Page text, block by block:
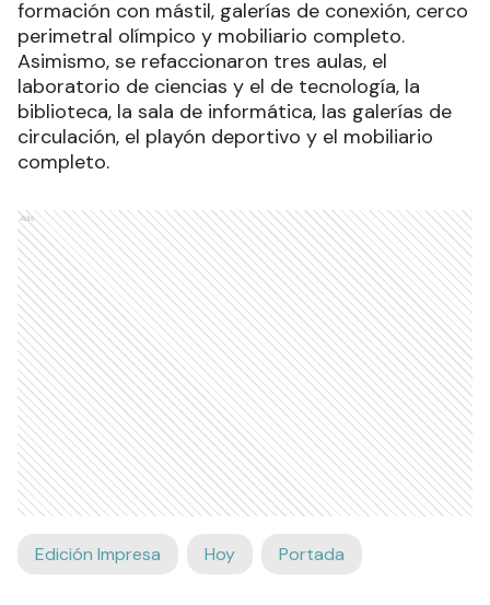
formación con mástil, galerías de conexión, cerco
perimetral olímpico y mobiliario completo.
Asimismo, se refaccionaron tres aulas, el
laboratorio de ciencias y el de tecnología, la
biblioteca, la sala de informática, las galerías de
circulación, el playón deportivo y el mobiliario
completo.
Ads
Edición Impresa Hoy Portada